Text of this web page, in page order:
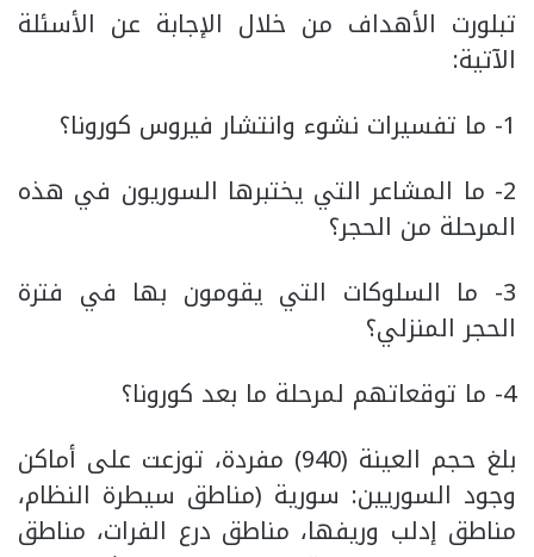
تبلورت الأهداف من خلال الإجابة عن الأسئلة
الآتية:
1- ما تفسيرات نشوء وانتشار فيروس كورونا؟
2- ما المشاعر التي يختبرها السوريون في هذه
المرحلة من الحجر؟
3- ما السلوكات التي يقومون بها في فترة
الحجر المنزلي؟
4- ما توقعاتهم لمرحلة ما بعد كورونا؟
بلغ حجم العينة (940) مفردة، توزعت على أماكن
وجود السوريين: سورية (مناطق سيطرة النظام،
مناطق إدلب وريفها، مناطق درع الفرات، مناطق